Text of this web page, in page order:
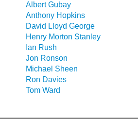
Albert Gubay
Anthony Hopkins
David Lloyd George
Henry Morton Stanley
Ian Rush
Jon Ronson
Michael Sheen
Ron Davies
Tom Ward